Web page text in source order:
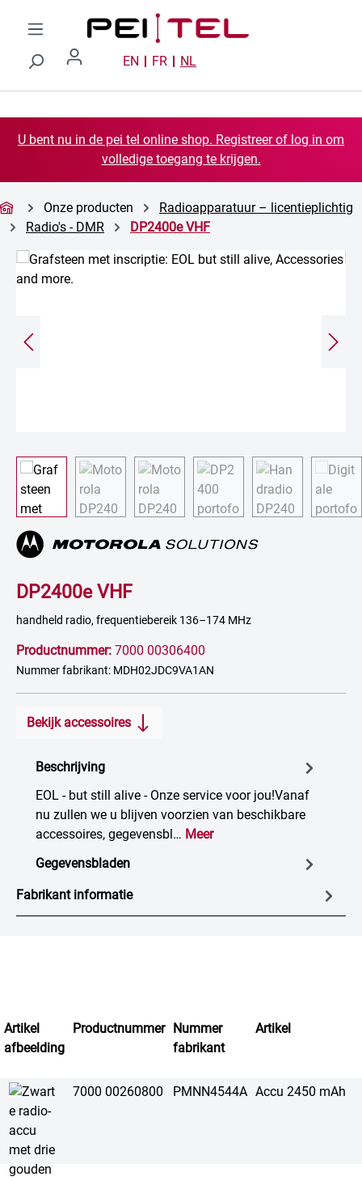
Ga naar de hoofdinhoud
EN FR NL
U bent nu in de pei tel online shop. Registreer of log in om
volledige toegang te krijgen.
Onze producten
Radioapparatuur – licentieplichtig
Radio's - DMR
DP2400e VHF
Afbeeldingengalerij overslaan
DP2400e VHF
handheld radio, frequentiebereik 136–174 MHz
Productnummer: 7000 00306400
Nummer fabrikant: MDH02JDC9VA1AN
Bekijk accessoires
Beschrijving
EOL - but still alive - Onze service voor jou!Vanaf
nu zullen we u blijven voorzien van beschikbare
accessoires, gegevensbl… Meer
Gegevensbladen
Fabrikant informatie
Artikel
afbeelding
Productnummer Nummer
fabrikant
Artikel
7000 00260800 PMNN4544A Accu 2450 mAh